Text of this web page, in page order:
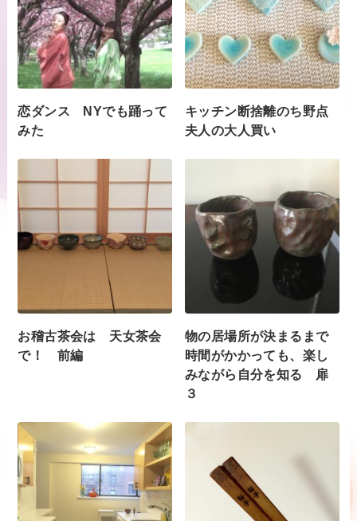
恋ダンス NYでも踊って
みた
キッチン断捨離のち野点
夫人の大人買い
お稽古茶会は 天女茶会
で！ 前編
物の居場所が決まるまで
時間がかかっても、楽し
みながら自分を知る 扉
３